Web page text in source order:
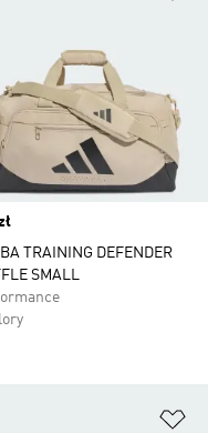
TRAINING DEFENDER
SMALL